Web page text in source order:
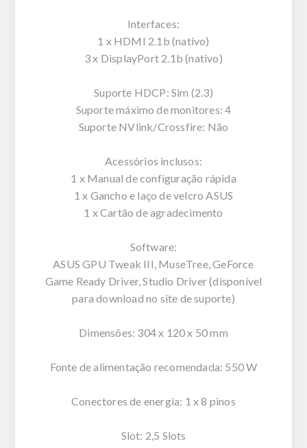
Interfaces:
1 x HDMI 2.1b (nativo)
3 x DisplayPort 2.1b (nativo)
Suporte HDCP: Sim (2.3)
Suporte máximo de monitores: 4
Suporte NVlink/Crossfire: Não
Acessórios inclusos:
1 x Manual de configuração rápida
1 x Gancho e laço de velcro ASUS
1 x Cartão de agradecimento
Software:
ASUS GPU Tweak III, MuseTree, GeForce
Game Ready Driver, Studio Driver (disponível
para download no site de suporte)
Dimensões: 304 x 120 x 50 mm
Fonte de alimentação recomendada: 550 W
Conectores de energia: 1 x 8 pinos
Slot: 2,5 Slots